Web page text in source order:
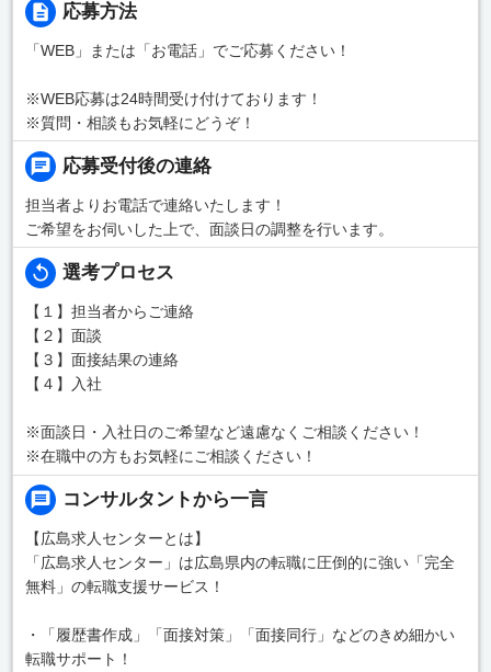
応募方法
「WEB」または「お電話」でご応募ください！
※WEB応募は24時間受け付けております！
※質問・相談もお気軽にどうぞ！
応募受付後の連絡
担当者よりお電話で連絡いたします！
ご希望をお伺いした上で、面談日の調整を行います。
選考プロセス
【１】担当者からご連絡
【２】面談
【３】面接結果の連絡
【４】入社
※面談日・入社日のご希望など遠慮なくご相談ください！
※在職中の方もお気軽にご相談ください！
コンサルタントから一言
【広島求人センターとは】
「広島求人センター」は広島県内の転職に圧倒的に強い「完全
無料」の転職支援サービス！
・「履歴書作成」「面接対策」「面接同行」などのきめ細かい
転職サポート！